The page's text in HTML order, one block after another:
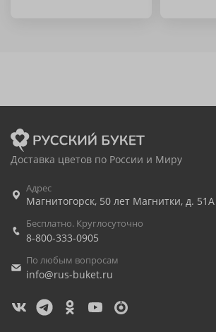
Доставка цветов по России и Миру
Адрес
Магнитогорск, 50 лет Магнитки, д. 51А
Бесплатно. Круглосуточно
8-800-333-0905
По любым вопросам
info@rus-buket.ru